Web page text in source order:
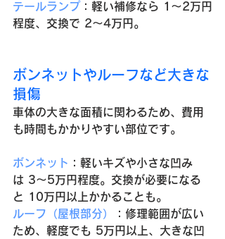
テールランプ ：軽い補修なら 1〜2万円
程度、交換で 2〜4万円。
ボンネットやルーフなど大きな
損傷
車体の大きな面積に関わるため、費用
も時間もかかりやすい部位です。
ボンネット ：軽いキズや小さな凹み
は 3〜5万円程度。交換が必要になる
と 10万円以上かかることも。
ルーフ（屋根部分）
：修理範囲が広い
ため、軽度でも 5万円以上、大きな凹